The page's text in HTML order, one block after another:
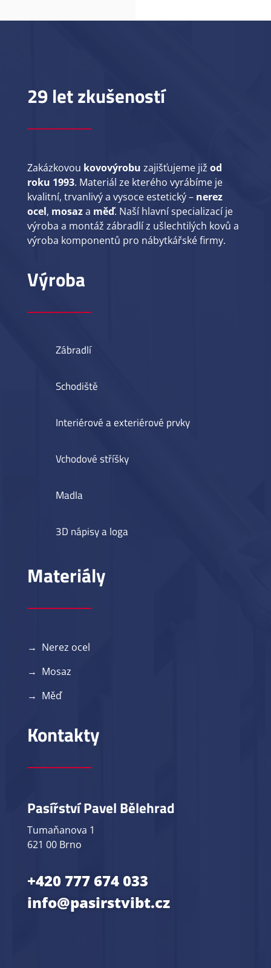
29 let zkušeností
Zakázkovou kovovýrobu zajišťujeme již od
roku 1993. Materiál ze kterého vyrábíme je
kvalitní, trvanlivý a vysoce estetický – nerez
ocel, mosaza měď. Naší hlavní specializací je
výroba a montáž zábradlí z ušlechtilých kovů a
výroba komponentů pro nábytkářské firmy.
Výroba
Zábradlí
Schodiště
Interiérové a exteriérové prvky
Vchodové stříšky
Madla
3D nápisy a loga
Materiály
→ Nerez ocel
→ Mosaz
→ Měď
Kontakty
Pasířství Pavel Bělehrad
Tumaňanova 1
621 00 Brno
+420 777 674 033
info@pasirstvibt.cz